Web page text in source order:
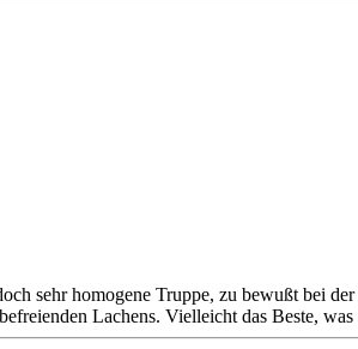
sehr homogene Truppe, zu bewußt bei
Lachens. Vielleicht das Beste,